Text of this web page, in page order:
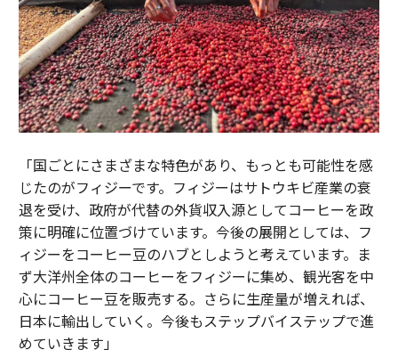
「国ごとにさまざまな特色があり、もっとも可能性を感
じたのがフィジーです。フィジーはサトウキビ産業の衰
退を受け、政府が代替の外貨収入源としてコーヒーを政
策に明確に位置づけています。今後の展開としては、フ
ィジーをコーヒー豆のハブとしようと考えています。ま
ず大洋州全体のコーヒーをフィジーに集め、観光客を中
心にコーヒー豆を販売する。さらに生産量が増えれば、
日本に輸出していく。今後もステップバイステップで進
めていきます」